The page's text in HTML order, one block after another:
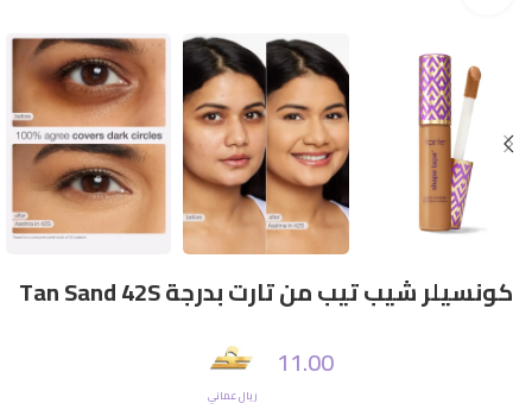
كونسيلر شيب تيب من تارت بدرجة Tan Sand 42S
11.00
ريال عماني